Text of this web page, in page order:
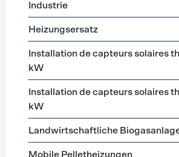
Industrie
Heizungsersatz
Installation de capteurs solaires
kW
Installation de capteurs solaires
kW
Landwirtschaftliche
Mobile Pelletheizungen